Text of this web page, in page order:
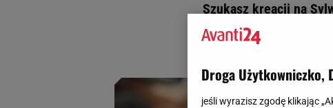
Szukasz kreacji na
Sinsay kosztuje
Droga Użytkowniczko,
jeśli wyrazisz zgodę klikając